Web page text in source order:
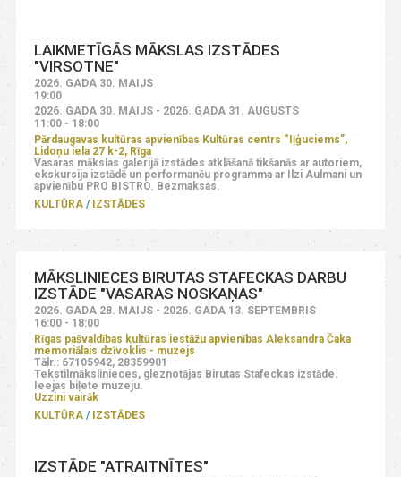
LAIKMETĪGĀS MĀKSLAS IZSTĀDES
"VIRSOTNE"
2026. GADA 30. MAIJS
19:00
2026. GADA 30. MAIJS - 2026. GADA 31. AUGUSTS
11:00 - 18:00
Pārdaugavas kultūras apvienības Kultūras centrs “Iļģuciems”,
Lidoņu iela 27 k-2, Rīga
Vasaras mākslas galerijā izstādes atklāšanā tikšanās ar autoriem,
ekskursija izstādē un performanču programma ar Ilzi Aulmani un
apvienību PRO BISTRO. Bezmaksas.
KULTŪRA
IZSTĀDES
MĀKSLINIECES BIRUTAS STAFECKAS DARBU
IZSTĀDE "VASARAS NOSKAŅAS"
2026. GADA 28. MAIJS - 2026. GADA 13. SEPTEMBRIS
16:00 - 18:00
Rīgas pašvaldības kultūras iestāžu apvienības Aleksandra Čaka
memoriālais dzīvoklis - muzejs
Tālr.: 67105942, 28359901
Tekstilmākslinieces, gleznotājas Birutas Stafeckas izstāde.
Ieejas biļete muzeju.
Uzzini vairāk
KULTŪRA
IZSTĀDES
IZSTĀDE "ATRAITNĪTES"